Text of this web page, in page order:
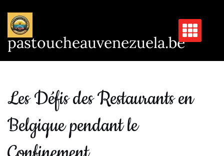
contenu
pastoucheauvenezuela.be
Les Défis des Restaurants en
Belgique pendant le